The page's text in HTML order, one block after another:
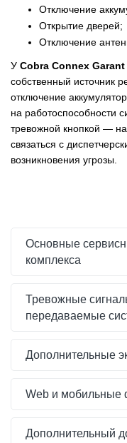
Отключение
Открытие дверей;
Отключение
У Cobra Connex
собственный источник
отключение
на работоспособности
тревожной кнопкой —
связаться с
возникновения угрозы.
Основные
комплекса
Тревожные
передаваемые
Дополнительные
Web и мобильные
Дополнительный